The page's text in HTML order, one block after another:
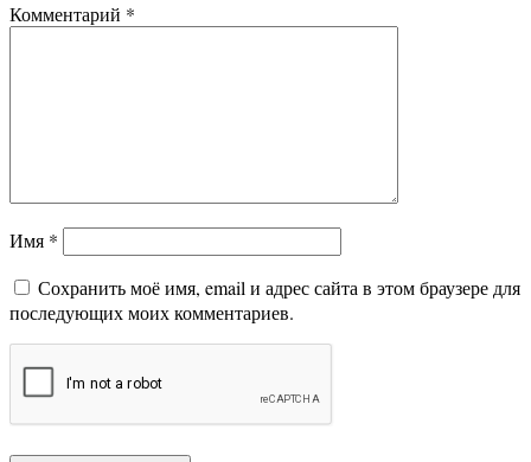
Комментарий *
Имя *
Сохранить моё имя, email и адрес сайта в этом браузере для
последующих моих комментариев.